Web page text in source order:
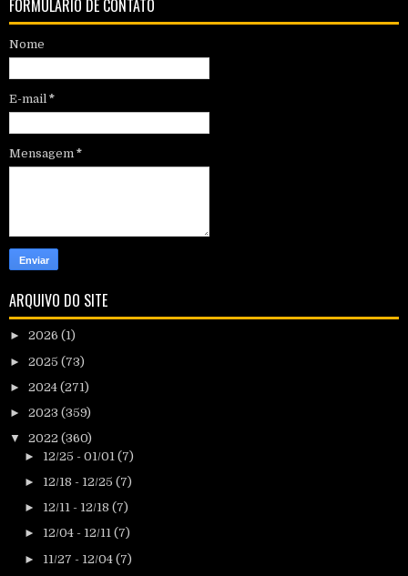
FORMULÁRIO DE CONTATO
Nome
E-mail *
Mensagem *
ARQUIVO DO SITE
► 2026 (1)
► 2025 (73)
► 2024 (271)
► 2023 (359)
▼ 2022 (360)
► 12/25 - 01/01 (7)
► 12/18 - 12/25 (7)
► 12/11 - 12/18 (7)
► 12/04 - 12/11 (7)
► 11/27 - 12/04 (7)